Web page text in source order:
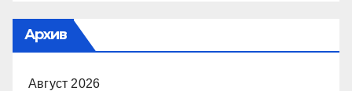
Архив
Август 2026